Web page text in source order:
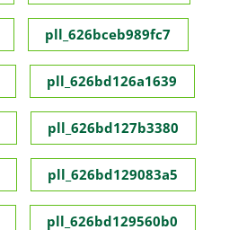
pll_626bceb989fc7
pll_626bd126a1639
pll_626bd127b3380
pll_626bd129083a5
pll_626bd129560b0